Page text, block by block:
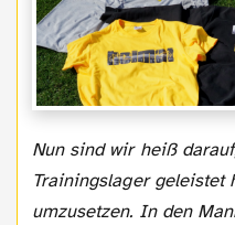
Nun sind wir heiß darauf, die gute Arbeit, die wir im
Trainingslager geleistet
umzusetzen. In den